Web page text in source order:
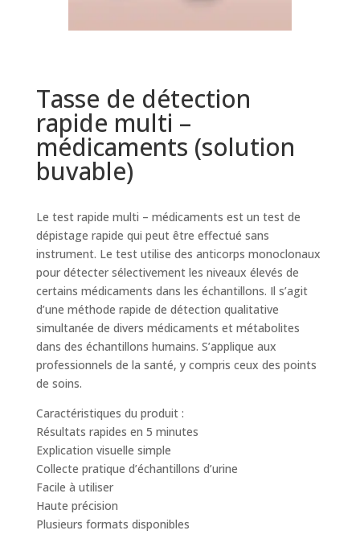
Tasse de détection
rapide multi –
médicaments (solution
buvable)
Le test rapide multi – médicaments est un test de
dépistage rapide qui peut être effectué sans
instrument. Le test utilise des anticorps monoclonaux
pour détecter sélectivement les niveaux élevés de
certains médicaments dans les échantillons. Il s’agit
d’une méthode rapide de détection qualitative
simultanée de divers médicaments et métabolites
dans des échantillons humains. S’applique aux
professionnels de la santé, y compris ceux des points
de soins.
Caractéristiques du produit :
Résultats rapides en 5 minutes
Explication visuelle simple
Collecte pratique d’échantillons d’urine
Facile à utiliser
Haute précision
Plusieurs formats disponibles